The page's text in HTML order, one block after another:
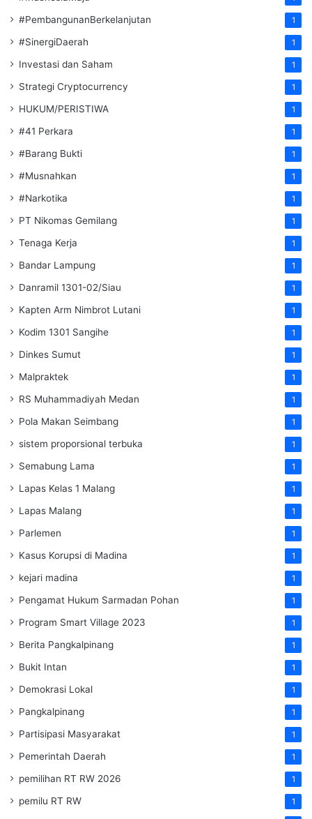
#PembangunanBerkelanjutan 1
#SinergiDaerah 1
Investasi dan Saham 1
Strategi Cryptocurrency 1
HUKUM/PERISTIWA 1
#41 Perkara 1
#Barang Bukti 1
#Musnahkan 1
#Narkotika 1
PT Nikomas Gemilang 1
Tenaga Kerja 1
Bandar Lampung 1
Danramil 1301-02/Siau 1
Kapten Arm Nimbrot Lutani 1
Kodim 1301 Sangihe 1
Dinkes Sumut 1
Malpraktek 1
RS Muhammadiyah Medan 1
Pola Makan Seimbang 1
sistem proporsional terbuka 1
Semabung Lama 1
Lapas Kelas 1 Malang 1
Lapas Malang 1
Parlemen 1
Kasus Korupsi di Madina 1
kejari madina 1
Pengamat Hukum Sarmadan Pohan 1
Program Smart Village 2023 1
Berita Pangkalpinang 1
Bukit Intan 1
Demokrasi Lokal 1
Pangkalpinang 1
Partisipasi Masyarakat 1
Pemerintah Daerah 1
pemilihan RT RW 2026 1
pemilu RT RW 1